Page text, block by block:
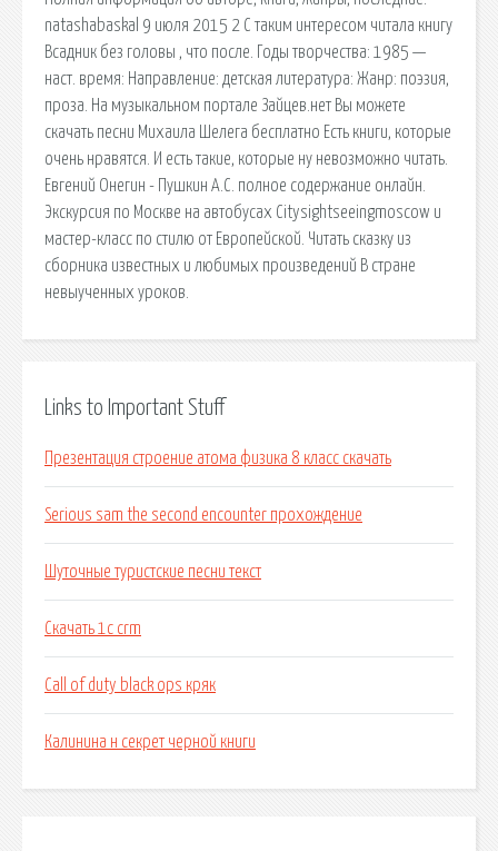
natashabaskal 9 июля 2015 2 С таким интересом читала книгу
Всадник без головы , что после. Годы творчества: 1985 —
наст. время: Направление: детская литература: Жанр: поэзия,
проза. На музыкальном портале Зайцев.нет Вы можете
скачать песни Михаила Шелега бесплатно Есть книги, которые
очень нравятся. И есть такие, которые ну невозможно читать.
Евгений Онегин - Пушкин А.С. полное содержание онлайн.
Экскурсия по Москве на автобусах Citysightseeingmoscow и
мастер-класс по стилю от Европейской. Читать сказку из
сборника известных и любимых произведений В стране
невыученных уроков.
Links to Important Stuff
Презентация строение атома физика 8 класс скачать
Serious sam the second encounter прохождение
Шуточные туристские песни текст
Скачать 1с crm
Call of duty black ops кряк
Калинина н секрет черной книги